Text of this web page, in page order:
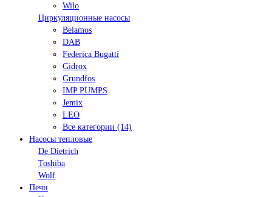
Wilo
Циркуляционные насосы
Belamos
DAB
Federica Bugatti
Gidrox
Grundfos
IMP PUMPS
Jemix
LEO
Все категории (14)
Насосы тепловые
De Dietrich
Toshiba
Wolf
Печи